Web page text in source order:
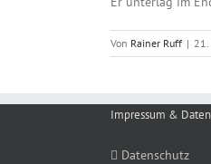
Von Rainer Ruff |
Impressum &
Datenschutz